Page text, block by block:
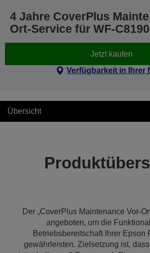
4 Jahre CoverPlus
Ort-Service für WF-C8190
Jetzt kaufen
Verfügbarkeit in Ihrer
Übersicht
Der „CoverPlus Maintenance Vor-
angeboten, um die
Betriebsbereitschaft Ihrer Epson
gewährleisten. Zielsetzung ist,